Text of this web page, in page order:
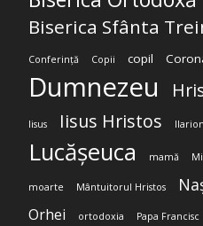
Biserica Sfânta
Conferință Copii copil
Dumnezeu
Iisus Iisus Hristos
Lucășeuca mamă
moarte Mântuitorul Hristos
Orhei ortodoxia Papa Francisc